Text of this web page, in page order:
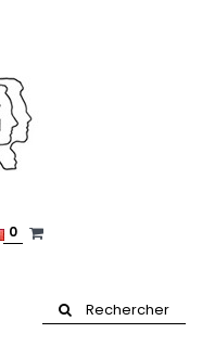
0
Rechercher